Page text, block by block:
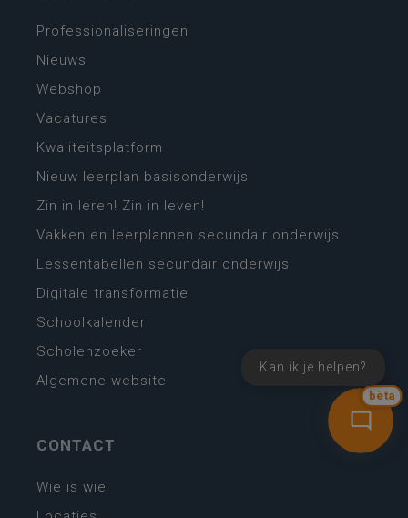
bèta
Kan ik je helpen?
Professionaliseringen
Nieuws
Webshop
Vacatures
Kwaliteitsplatform
Nieuw leerplan basisonderwijs
Zin in leren! Zin in leven!
Vakken en leerplannen secundair onderwijs
Lessentabellen secundair onderwijs
Digitale transformatie
Schoolkalender
Scholenzoeker
Algemene website
CONTACT
Wie is wie